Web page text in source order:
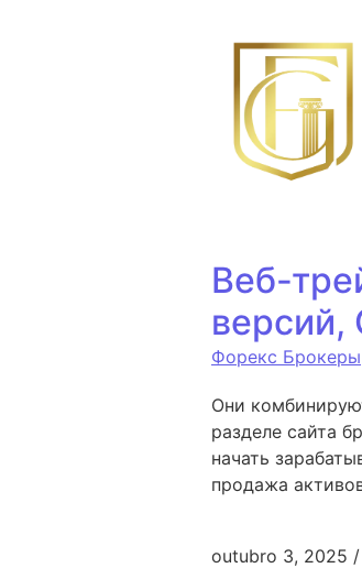
Веб-
версий,
Форекс Брокеры
Они
разделе сайта
начать
продажа
outubro 3, 2025 /